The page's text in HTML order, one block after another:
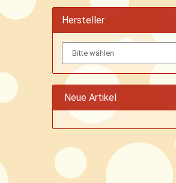
Hersteller
Neue Artikel